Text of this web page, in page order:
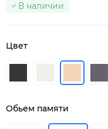
В наличии
Цвет
Обьем памяти